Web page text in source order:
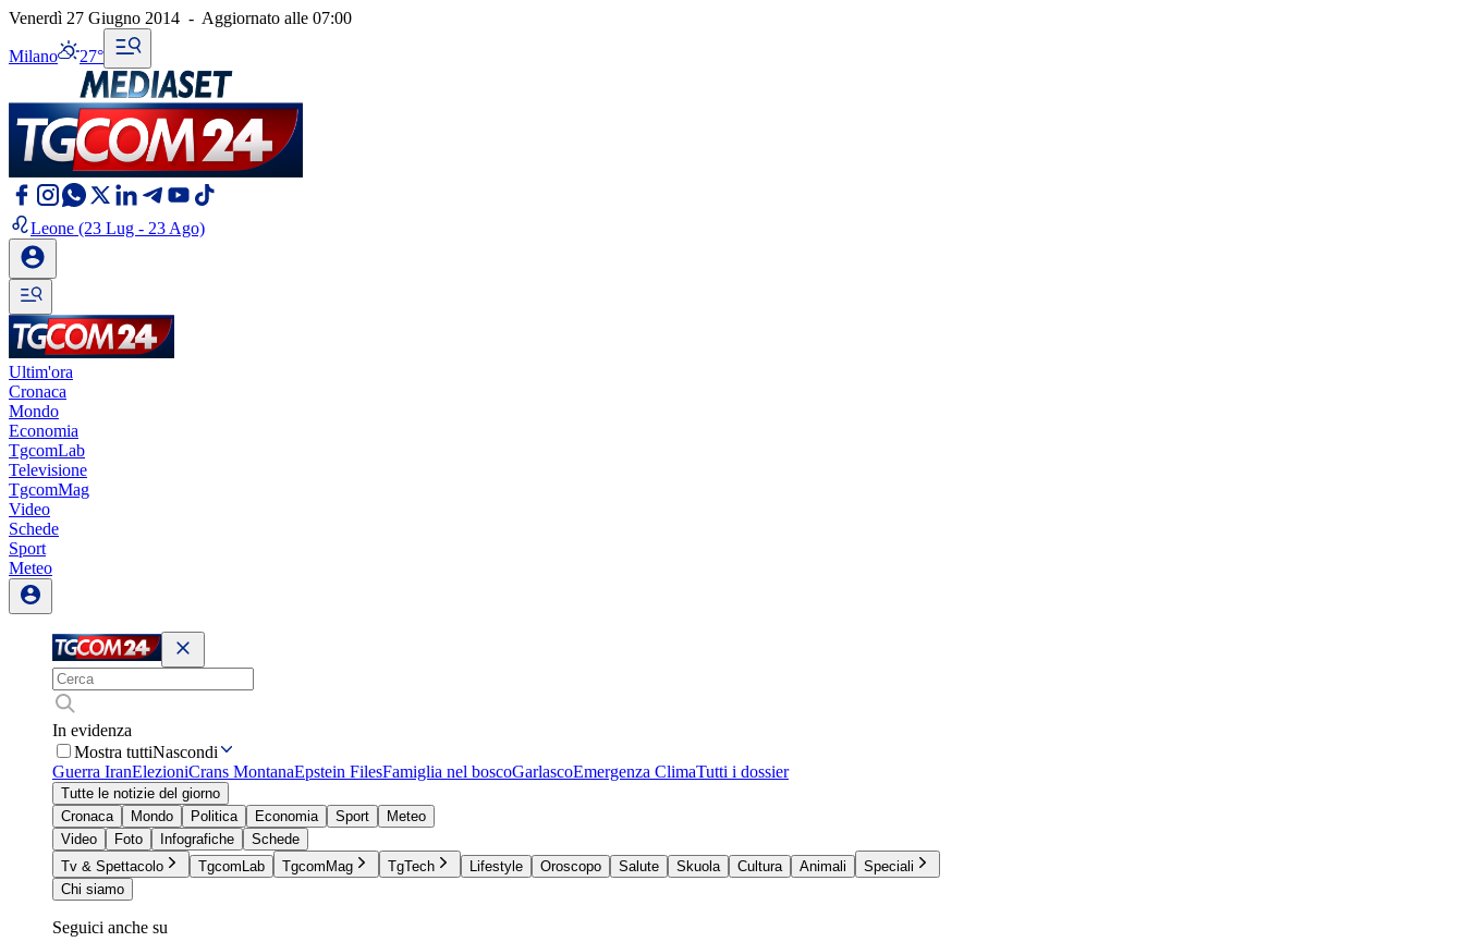
Venerdì 27 Giugno 2014 - Aggiornato alle 07:00
Milano 27°
Leone (23 Lug - 23 Ago)
Ultim'ora
Cronaca
Mondo
Economia
TgcomLab
Televisione
TgcomMag
Video
Schede
Sport
Meteo
In evidenza
Mostra tuttiNascondi
Guerra IranElezioniCrans MontanaEpstein FilesFamiglia nel boscoGarlascoEmergenza ClimaTutti i dossier
Tutte le notizie del giorno
Cronaca
Mondo Politica Economia Sport
Meteo
Video
Foto Infografiche
Schede
Tv & Spettacolo
TgcomLab TgcomMag TgTech Lifestyle Oroscopo Salute Skuola Cultura Animali
Speciali
Chi siamo
Seguici anche su